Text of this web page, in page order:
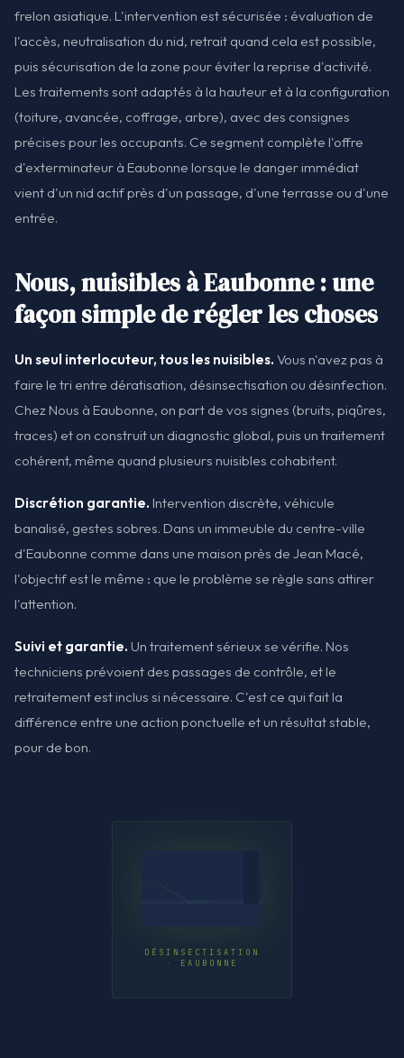
frelon asiatique. L'intervention est sécurisée : évaluation de
l'accès, neutralisation du nid, retrait quand cela est possible,
puis sécurisation de la zone pour éviter la reprise d'activité.
Les traitements sont adaptés à la hauteur et à la configuration
(toiture, avancée, coffrage, arbre), avec des consignes
précises pour les occupants. Ce segment complète l'offre
d'exterminateur à Eaubonne lorsque le danger immédiat
vient d'un nid actif près d'un passage, d'une terrasse ou d'une
entrée.
Nous, nuisibles à Eaubonne : une
façon simple de régler les choses
Un seul interlocuteur, tous les nuisibles. Vous n'avez pas à
faire le tri entre dératisation, désinsectisation ou désinfection.
Chez Nous à Eaubonne, on part de vos signes (bruits, piqûres,
traces) et on construit un diagnostic global, puis un traitement
cohérent, même quand plusieurs nuisibles cohabitent.
Discrétion garantie. Intervention discrète, véhicule
banalisé, gestes sobres. Dans un immeuble du centre-ville
d'Eaubonne comme dans une maison près de Jean Macé,
l'objectif est le même : que le problème se règle sans attirer
l'attention.
Suivi et garantie. Un traitement sérieux se vérifie. Nos
techniciens prévoient des passages de contrôle, et le
retraitement est inclus si nécessaire. C'est ce qui fait la
différence entre une action ponctuelle et un résultat stable,
pour de bon.
DÉSINSECTISATION
· EAUBONNE